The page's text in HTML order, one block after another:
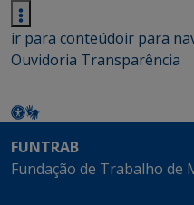
ir para conteúdoir para
Ouvidoria Transparência
FUNTRAB
Fundação de Trabalho de